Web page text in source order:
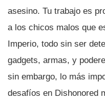
asesino. Tu trabajo es
a los chicos malos que
Imperio, todo sin ser
gadgets, armas, y
sin embargo, lo más
desafí­os en Dishonored